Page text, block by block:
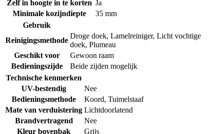
Zelf in hoogte in te korten Ja
Minimale kozijndiepte
35 mm
Gebruik
Reinigingsmethode
Droge doek, Lamelreiniger, Licht vochtige
doek, Plumeau
Geschikt voor
Gewoon raam
Bedieningszijde
Beide zijden mogelijk
Technische kenmerken
UV-bestendig
Nee
Bedieningsmethode
Koord, Tuimelstaaf
Mate van verduistering Lichtdoorlatend
Brandvertragend
Nee
Kleur bovenbak
Grijs